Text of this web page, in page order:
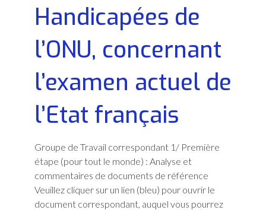
Handicapées de
l’ONU, concernant
l’examen actuel de
l’Etat français
Groupe de Travail correspondant 1/ Première
étape (pour tout le monde) : Analyse et
commentaires de documents de référence
Veuillez cliquer sur un lien (bleu) pour ouvrir le
document correspondant, auquel vous pourrez